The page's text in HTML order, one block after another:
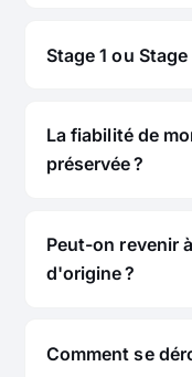
Stage 1 ou
La fiabilité de
préservée ?
Peut-on revenir
d'origine ?
Comment se